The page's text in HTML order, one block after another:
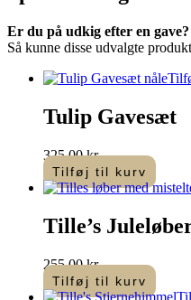
Er du på udkig efter en gave?
Så kunne disse udvalgte
Tulip Gavesæt
325,00kr.
Tilføj til kurv
Tille’s
255,00kr.
Tilføj til kurv